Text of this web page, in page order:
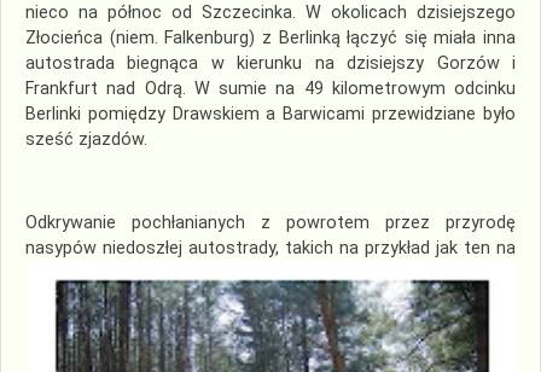
nieco na północ od Szczecinka. W okolicach dzisiejszego
Złocieńca (niem. Falkenburg) z Berlinką łączyć się miała inna
autostrada biegnąca w kierunku na dzisiejszy Gorzów i
Frankfurt nad Odrą. W sumie na 49 kilometrowym odcinku
Berlinki pomiędzy Drawskiem a Barwicami przewidziane było
sześć zjazdów.
Odkrywanie pochłanianych z powrotem przez przyrodę
nasypów niedoszłej autostrady, takich na przykład jak ten na